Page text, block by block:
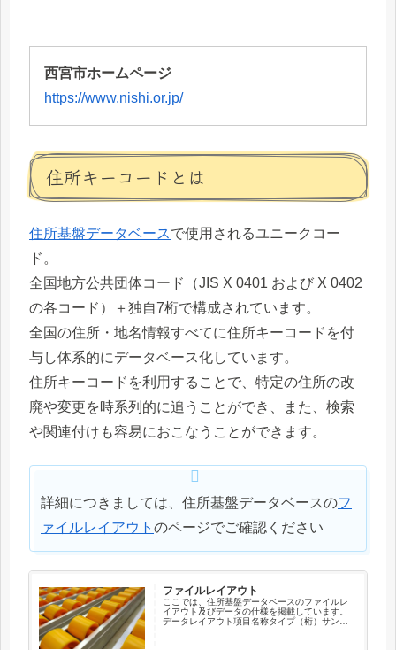
西宮市ホームページ
https://www.nishi.or.jp/
住所キーコードとは
住所基盤データベースで使用されるユニークコー
ド。
全国地方公共団体コード（JIS X 0401 および X 0402
の各コード）＋独自7桁で構成されています。
全国の住所・地名情報すべてに住所キーコードを付
与し体系的にデータベース化しています。
住所キーコードを利用することで、特定の住所の改
廃や変更を時系列的に追うことができ、また、検索
や関連付けも容易におこなうことができます。
詳細につきましては、住所基盤データベースのフ
ァイルレイアウト のページでご確認ください
ファイルレイアウト
ここでは、住所基盤データベースのファイルレ
イアウト及びデータの仕様を掲載しています。
データレイアウト項目名称タイプ（桁）サンプ